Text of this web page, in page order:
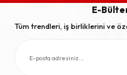
E-
Tüm trendleri, iş birliklerini ve